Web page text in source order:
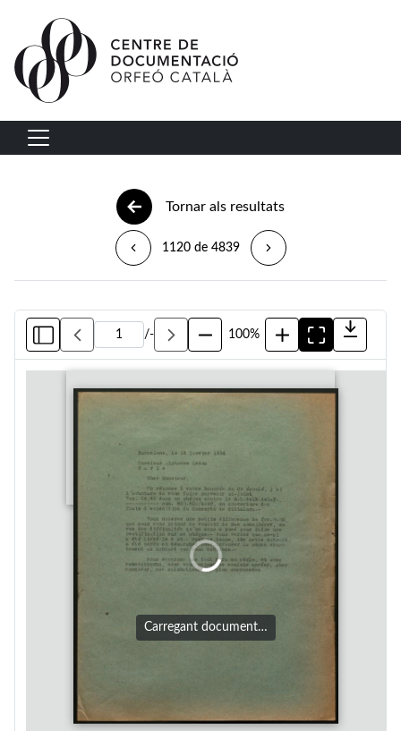
Vés al contingut
Navegació principal
Tornar als resultats
1120 de 4839
/- 100%
Carregant document…